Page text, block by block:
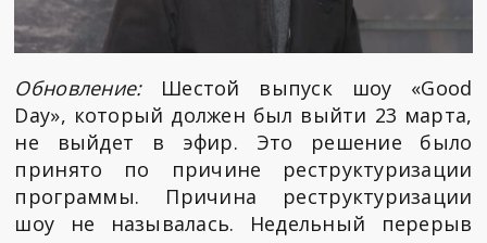
Обновление:Шестой выпуск шоу «Good
Day», который должен был выйти 23 марта,
не выйдет в эфир. Это решение было
принято по причине реструктуризации
программы. Причина реструктуризации
шоу не называлась. Недельный перерыв